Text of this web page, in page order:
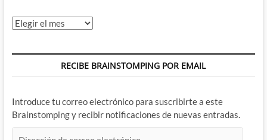
Archivos
RECIBE BRAINSTOMPING POR EMAIL
Introduce tu correo electrónico para suscribirte a este
Brainstomping y recibir notificaciones de nuevas entradas.